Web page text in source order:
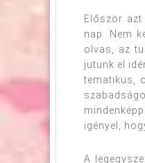
Először azt
nap. Nem
olvas, az
jutunk el
tematikus,
igényel,
A